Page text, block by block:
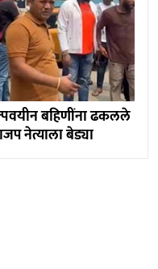
बहिणींना ढकलले
नेत्याला बेड्या